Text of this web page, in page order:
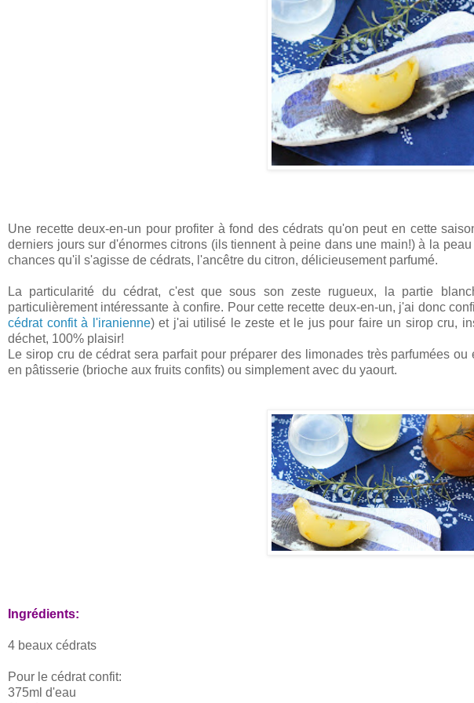
Une recette deux-en-un pour profiter à fond des cédrats qu'on peut en cette
derniers jours sur d'énormes citrons (ils tiennent à peine dans une main!) à la
chances qu'il s'agisse de cédrats, l'ancêtre du citron, délicieusement parfumé.
La particularité du cédrat, c'est que sous son zeste rugueux, la partie
particulièrement intéressante à confire. Pour cette recette deux-en-un, j'ai donc
cédrat confit à l'iranienne) et j'ai utilisé le zeste et le jus pour faire un sirop cru,
déchet, 100% plaisir!
Le sirop cru de cédrat sera parfait pour préparer des limonades très parfumées
en pâtisserie (brioche aux fruits confits) ou simplement avec du yaourt.
Ingrédients:
4 beaux cédrats
Pour le cédrat confit:
375ml d'eau